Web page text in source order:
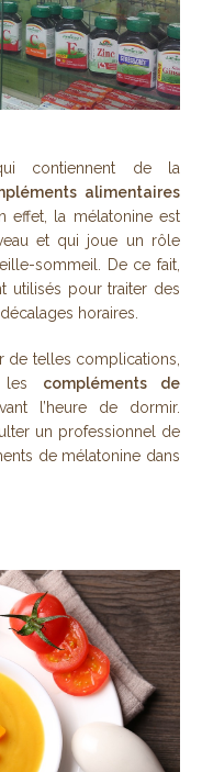
contiennent de la
alimentaires
effet, la mélatonine est
et qui joue un rôle
sommeil. De ce fait,
utilisés pour traiter des
horaires.
de telles complications,
les compléments de
l’heure de dormir.
un professionnel de
de mélatonine dans